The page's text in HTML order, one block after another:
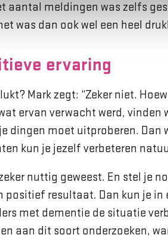
aantal meldingen was zelfs
was dan ook wel een heel
ervaring
Mark zegt: “Zeker niet.
ervan verwacht werd, vinden
dingen moet uitproberen. Dan
kun je jezelf verbeteren
nuttig geweest. En stel je
positief resultaat. Dan kun je in
met dementie de situatie
aan dit soort onderzoeken,